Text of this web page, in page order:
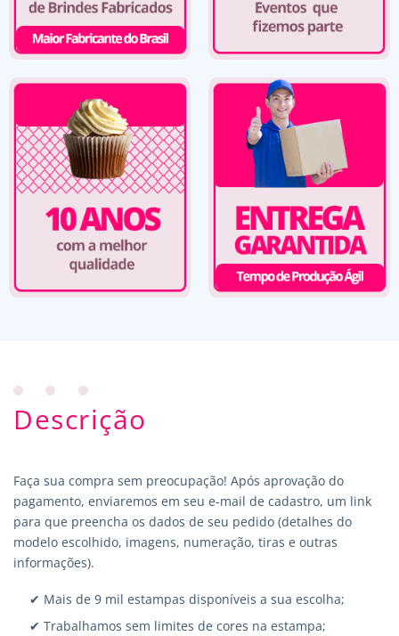
Descrição
Faça sua compra sem preocupação! Após aprovação do
pagamento, enviaremos em seu e-mail de cadastro, um link
para que preencha os dados de seu pedido (detalhes do
modelo escolhido, imagens, numeração, tiras e outras
informações).
✔ Mais de 9 mil estampas disponíveis a sua escolha;
✔ Trabalhamos sem limites de cores na estampa;